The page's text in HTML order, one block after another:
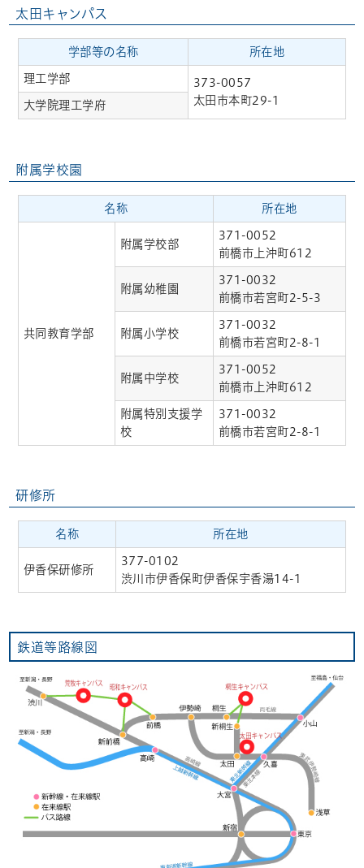
太田キャンパス
学部等の名称 所在地
理工学部
373-0057
太田市本町29-1
大学院理工学府
附属学校園
名称 所在地
共同教育学部
附属学校部
371-0052
前橋市上沖町612
附属幼稚園
371-0032
前橋市若宮町2-5-3
附属小学校
371-0032
前橋市若宮町2-8-1
附属中学校
371-0052
前橋市上沖町612
附属特別支援学
校
371-0032
前橋市若宮町2-8-1
研修所
名称 所在地
伊香保研修所
377-0102
渋川市伊香保町伊香保宇香湯14-1
鉄道等路線図